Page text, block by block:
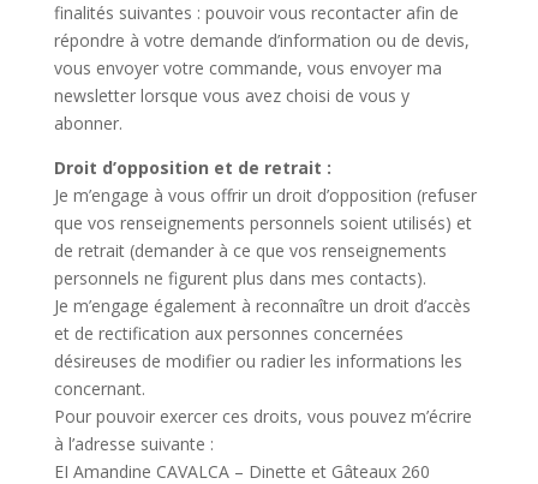
finalités suivantes : pouvoir vous recontacter afin de
répondre à votre demande d’information ou de devis,
vous envoyer votre commande, vous envoyer ma
newsletter lorsque vous avez choisi de vous y
abonner.
Droit d’opposition et de retrait :
Je m’engage à vous offrir un droit d’opposition (refuser
que vos renseignements personnels soient utilisés) et
de retrait (demander à ce que vos renseignements
personnels ne figurent plus dans mes contacts).
Je m’engage également à reconnaître un droit d’accès
et de rectification aux personnes concernées
désireuses de modifier ou radier les informations les
concernant.
Pour pouvoir exercer ces droits, vous pouvez m’écrire
à l’adresse suivante :
EI Amandine CAVALCA – Dinette et Gâteaux 260